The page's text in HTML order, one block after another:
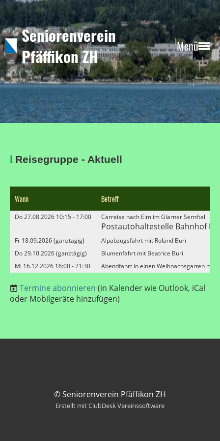
Menü
Seniorenverein
Pfäffikon ZH
l Reisegruppe - Aktuell
Wann Betreff
Do 27.08.2026 10:15 - 17:00 Carreise nach Elm im Glarner Sernftal
Postautohaltestelle Bahnhof
Fr 18.09.2026 (ganztägig)
Alpabzugsfahrt mit Roland Buri
Do 29.10.2026 (ganztägig)
Blumenfahrt mit Beatrice Buri
Mi 16.12.2026 16:00 - 21:30
Abendfahrt in einen Weihnachsgarten mit
Termine abonnieren (in Kalender wie Outlook, iCal
oder Mobilgeräte hinzufügen)
© Seniorenverein Pfäffikon ZH
Erstellt mit ClubDesk Vereinssoftware